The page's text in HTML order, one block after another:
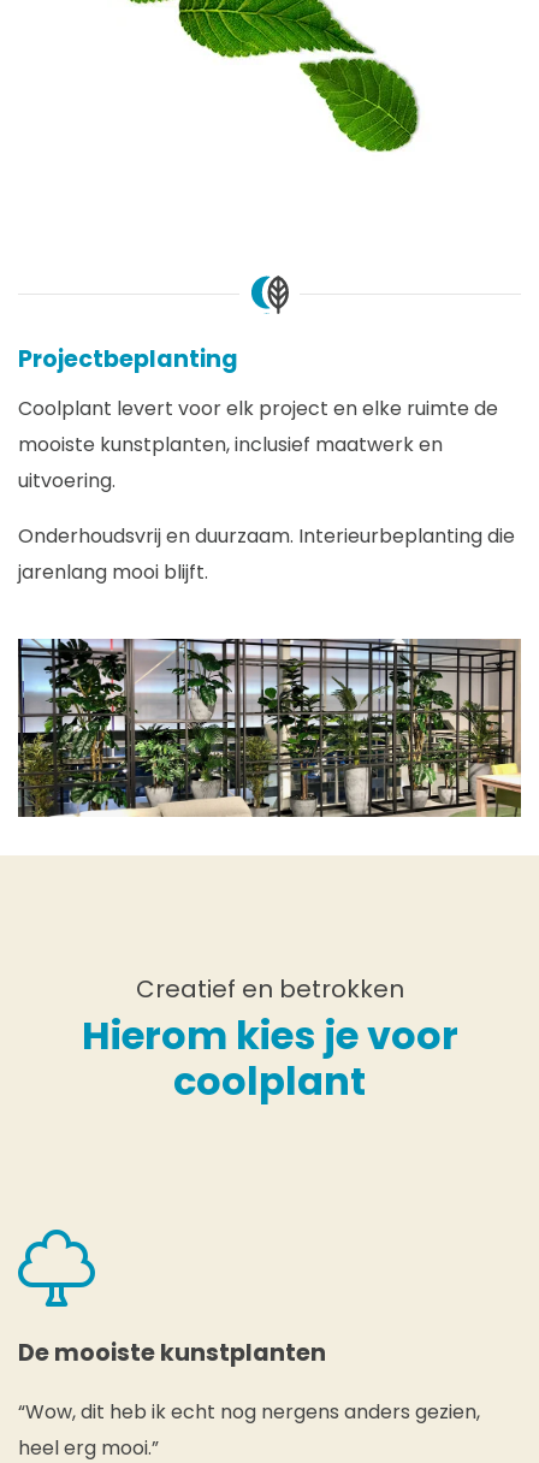
Projectbeplanting
Coolplant levert voor elk project en elke ruimte de
mooiste kunstplanten, inclusief maatwerk en
uitvoering.
Onderhoudsvrij en duurzaam. Interieurbeplanting die
jarenlang mooi blijft.
Creatief en betrokken
Hierom kies je voor
coolplant
De mooiste kunstplanten
“Wow, dit heb ik echt nog nergens anders gezien,
heel erg mooi.”